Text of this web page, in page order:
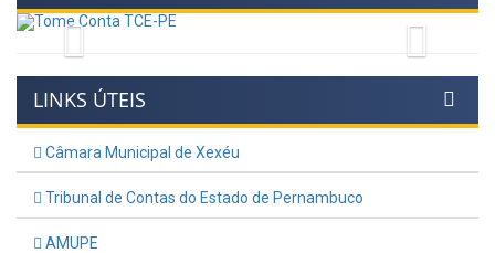
Previous
LINKS ÚTEIS
Câmara Municipal de Xexéu
Tribunal de Contas do Estado de Pernambuco
AMUPE